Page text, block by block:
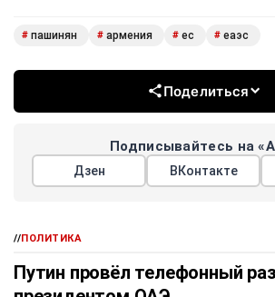
# пашинян # армения # ес # еаэс
Поделиться
Подписывайтесь на
Дзен ВКонтакте
//ПОЛИТИКА
Путин провёл телефонный